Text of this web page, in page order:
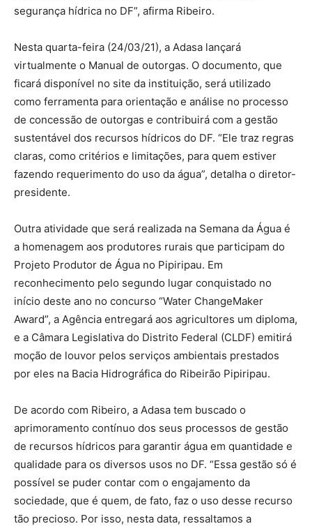
segurança hídrica no DF”, afirma Ribeiro.
Nesta quarta-feira (24/03/21), a Adasa lançará
virtualmente o Manual de outorgas. O documento, que
ficará disponível no site da instituição, será utilizado
como ferramenta para orientação e análise no processo
de concessão de outorgas e contribuirá com a gestão
sustentável dos recursos hídricos do DF. “Ele traz regras
claras, como critérios e limitações, para quem estiver
fazendo requerimento do uso da água”, detalha o diretor-
presidente.
Outra atividade que será realizada na Semana da Água é
a homenagem aos produtores rurais que participam do
Projeto Produtor de Água no Pipiripau. Em
reconhecimento pelo segundo lugar conquistado no
início deste ano no concurso “Water ChangeMaker
Award”, a Agência entregará aos agricultores um diploma,
e a Câmara Legislativa do Distrito Federal (CLDF) emitirá
moção de louvor pelos serviços ambientais prestados
por eles na Bacia Hidrográfica do Ribeirão Pipiripau.
De acordo com Ribeiro, a Adasa tem buscado o
aprimoramento contínuo dos seus processos de gestão
de recursos hídricos para garantir água em quantidade e
qualidade para os diversos usos no DF. “Essa gestão só é
possível se puder contar com o engajamento da
sociedade, que é quem, de fato, faz o uso desse recurso
tão precioso. Por isso, nesta data, ressaltamos a